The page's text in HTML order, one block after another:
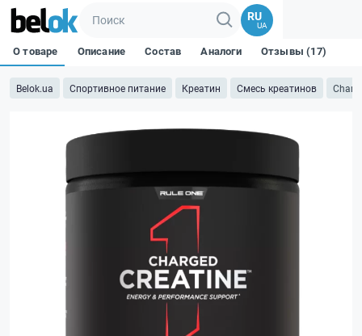
RU
UA
Belok.ua Спортивное питание Креатин Смесь креатинов
О товаре Описание Состав Аналоги Отзывы (17)